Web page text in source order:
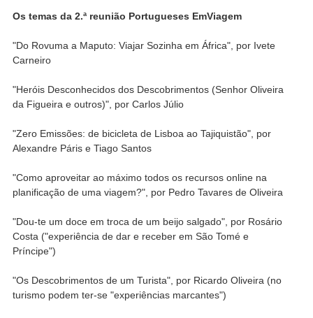
Os temas da 2.ª reunião Portugueses EmViagem
"Do Rovuma a Maputo: Viajar Sozinha em África", por Ivete
Carneiro
"Heróis Desconhecidos dos Descobrimentos (Senhor Oliveira
da Figueira e outros)", por Carlos Júlio
"Zero Emissões: de bicicleta de Lisboa ao Tajiquistão", por
Alexandre Páris e Tiago Santos
"Como aproveitar ao máximo todos os recursos online na
planificação de uma viagem?", por Pedro Tavares de Oliveira
"Dou-te um doce em troca de um beijo salgado", por Rosário
Costa ("experiência de dar e receber em São Tomé e
Príncipe")
"Os Descobrimentos de um Turista", por Ricardo Oliveira (no
turismo podem ter-se "experiências marcantes")